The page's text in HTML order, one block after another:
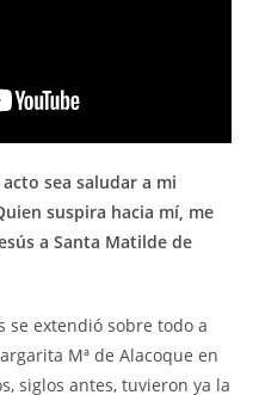
sea saludar a mi
suspira hacia mí, me
a Santa Matilde de
se extendió sobre todo a
Mª de Alacoque en
siglos antes, tuvieron ya la